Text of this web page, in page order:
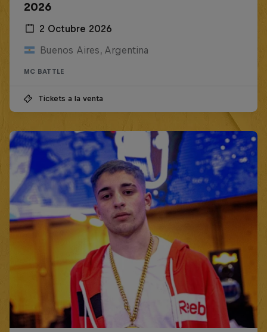
2026
2 Octubre 2026
Buenos Aires, Argentina
MC BATTLE
Tickets a la venta